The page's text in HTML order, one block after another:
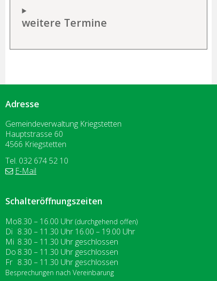
weitere Termine
Adresse
Gemeindeverwaltung Kriegstetten
Hauptstrasse 60
4566 Kriegstetten
Tel. 032 674 52 10
E-Mail
Schalteröffnungszeiten
Wochentag VormittagNachmittag
Montag
8.30 – 16.00 Uhr (durchgehend offen)
Dienstag
8.30 – 11.30 Uhr 16.00 – 19.00 Uhr
Mittwoch
8.30 – 11.30 Uhr geschlossen
Do nnerstag
8.30 – 11.30 Uhr geschlossen
Freitag
8.30 – 11.30 Uhr geschlossen
Besprechungen nach Vereinbarung